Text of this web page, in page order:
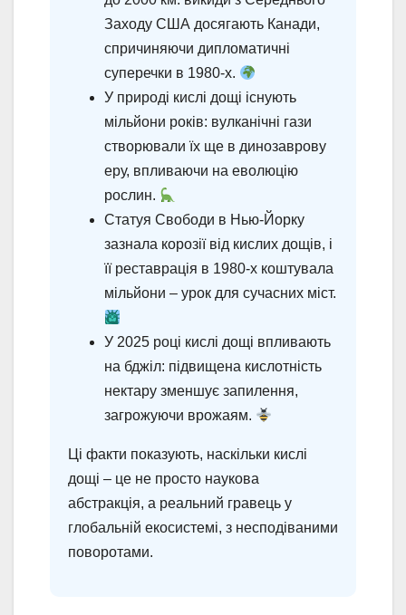
Заходу США досягають Канади,
спричиняючи дипломатичні
суперечки в 1980-х.
У природі кислі дощі існують
мільйони років: вулканічні гази
створювали їх ще в динозаврову
еру, впливаючи на еволюцію
рослин.
Статуя Свободи в Нью-Йорку
зазнала корозії від кислих дощів, і
її реставрація в 1980-х коштувала
мільйони – урок для сучасних міст.
У 2025 році кислі дощі впливають
на бджіл: підвищена кислотність
нектару зменшує запилення,
загрожуючи врожаям.
Ці факти показують, наскільки кислі
дощі – це не просто наукова
абстракція, а реальний гравець у
глобальній екосистемі, з несподіваними
поворотами.